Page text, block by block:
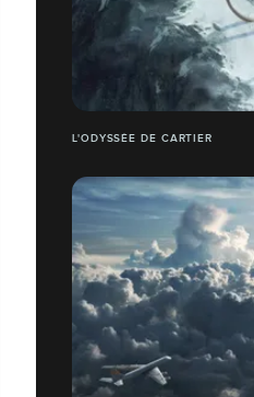
L'ODYSSÉE DE CARTIER